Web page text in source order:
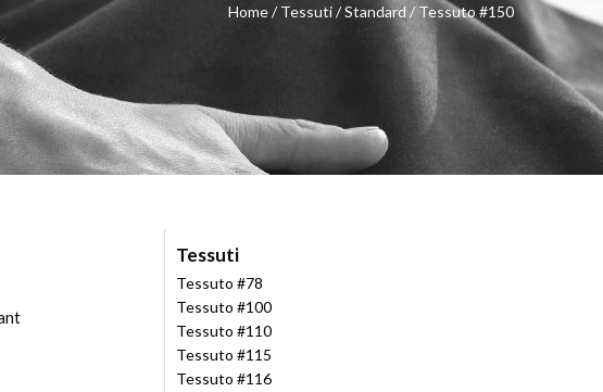
Home Tessuti Standard Tessuto #150
Tessuti
Tessuto #78
Tessuto #100
Tessuto #110
Tessuto #115
Tessuto #116